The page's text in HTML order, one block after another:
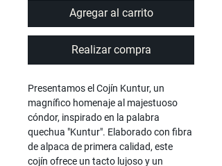
Agregar al carrito
Realizar compra
Presentamos el Cojín Kuntur, un
magnífico homenaje al majestuoso
cóndor, inspirado en la palabra
quechua "Kuntur". Elaborado con fibra
de alpaca de primera calidad, este
cojín ofrece un tacto lujoso y un